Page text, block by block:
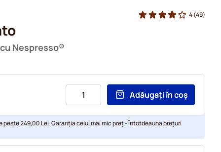
Nespresso®
4(49)
Adăugați în coș
peste 249,00 Lei. Garanția celui mai mic preț - Întotdeauna prețuri